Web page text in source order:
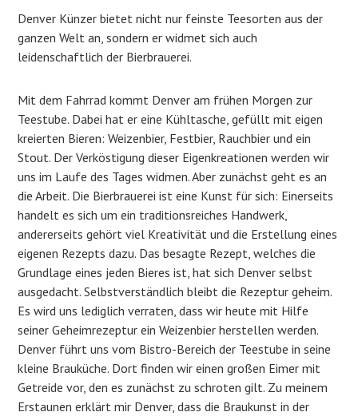
Denver Künzer bietet nicht nur feinste Teesorten aus der
ganzen Welt an, sondern er widmet sich auch
leidenschaftlich der Bierbrauerei.
Mit dem Fahrrad kommt Denver am frühen Morgen zur
Teestube. Dabei hat er eine Kühltasche, gefüllt mit eigen
kreierten Bieren: Weizenbier, Festbier, Rauchbier und ein
Stout. Der Verköstigung dieser Eigenkreationen werden wir
uns im Laufe des Tages widmen. Aber zunächst geht es an
die Arbeit. Die Bierbrauerei ist eine Kunst für sich: Einerseits
handelt es sich um ein traditionsreiches Handwerk,
andererseits gehört viel Kreativität und die Erstellung eines
eigenen Rezepts dazu. Das besagte Rezept, welches die
Grundlage eines jeden Bieres ist, hat sich Denver selbst
ausgedacht. Selbstverständlich bleibt die Rezeptur geheim.
Es wird uns lediglich verraten, dass wir heute mit Hilfe
seiner Geheimrezeptur ein Weizenbier herstellen werden.
Denver führt uns vom Bistro-Bereich der Teestube in seine
kleine Brauküche. Dort finden wir einen großen Eimer mit
Getreide vor, den es zunächst zu schroten gilt. Zu meinem
Erstaunen erklärt mir Denver, dass die Braukunst in der